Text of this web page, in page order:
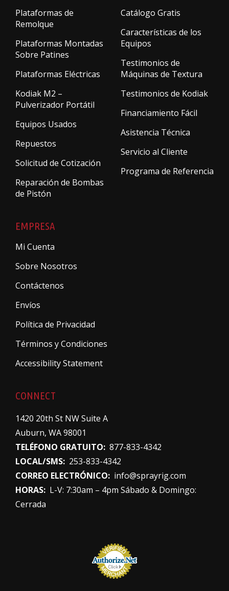
Plataformas de
Remolque
Plataformas Montadas
Sobre Patines
Plataformas Eléctricas
Kodiak M2 –
Pulverizador Portátil
Equipos Usados
Repuestos
Solicitud de Cotización
Reparación de Bombas
de Pistón
Catálogo Gratis
Características de los
Equipos
Testimonios de
Máquinas de Textura
Testimonios de Kodiak
Financiamiento Fácil
Asistencia Técnica
Servicio al Cliente
Programa de Referencia
EMPRESA
Mi Cuenta
Sobre Nosotros
Contáctenos
Envíos
Política de Privacidad
Términos y Condiciones
Accessibility Statement
CONNECT
1420 20th St NW Suite A
Auburn, WA 98001
TELÉFONO GRATUITO: 877-833-4342
LOCAL/SMS: 253-833-4342
CORREO ELECTRÓNICO: info@sprayrig.com
HORAS: L-V: 7:30am – 4pm Sábado & Domingo:
Cerrada